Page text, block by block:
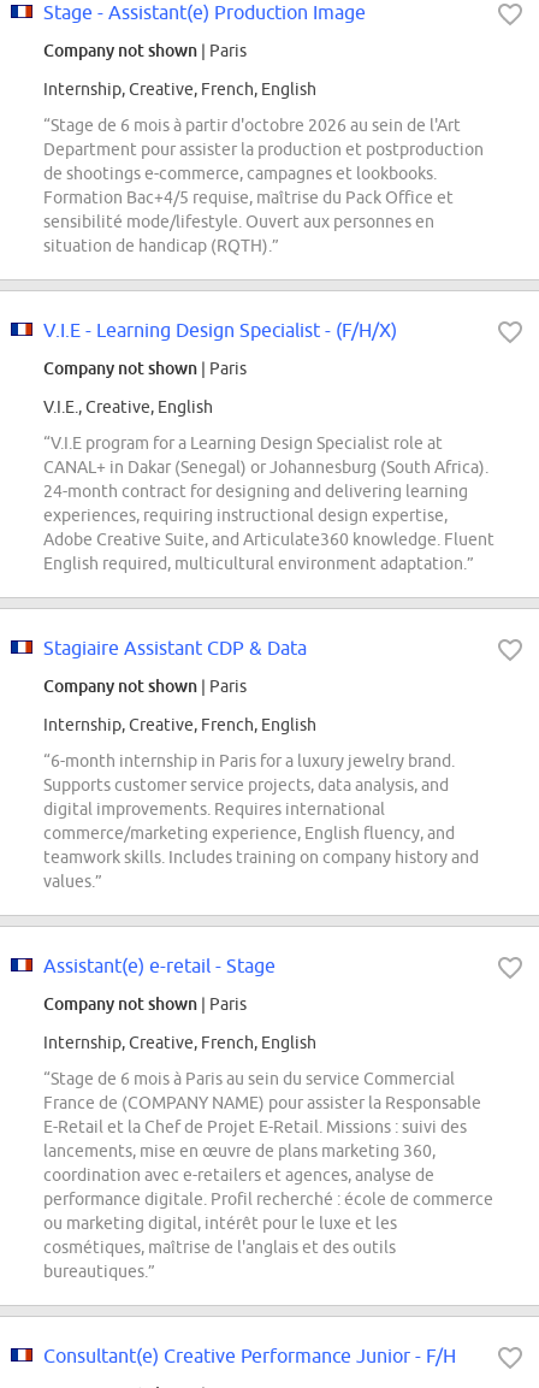
Stage - Assistant(e) Production Image
Company not shown | Paris
Internship, Creative, French, English
“Stage de 6 mois à partir d'octobre 2026 au sein de l'Art
Department pour assister la production et postproduction
de shootings e-commerce, campagnes et lookbooks.
Formation Bac+4/5 requise, maîtrise du Pack Office et
sensibilité mode/lifestyle. Ouvert aux personnes en
situation de handicap (RQTH).”
V.I.E - Learning Design Specialist - (F/H/X)
Company not shown | Paris
V.I.E., Creative, English
“V.I.E program for a Learning Design Specialist role at
CANAL+ in Dakar (Senegal) or Johannesburg (South Africa).
24-month contract for designing and delivering learning
experiences, requiring instructional design expertise,
Adobe Creative Suite, and Articulate360 knowledge. Fluent
English required, multicultural environment adaptation.”
Stagiaire Assistant CDP & Data
Company not shown | Paris
Internship, Creative, French, English
“6-month internship in Paris for a luxury jewelry brand.
Supports customer service projects, data analysis, and
digital improvements. Requires international
commerce/marketing experience, English fluency, and
teamwork skills. Includes training on company history and
values.”
Assistant(e) e-retail - Stage
Company not shown | Paris
Internship, Creative, French, English
“Stage de 6 mois à Paris au sein du service Commercial
France de (COMPANY NAME) pour assister la Responsable
E-Retail et la Chef de Projet E-Retail. Missions : suivi des
lancements, mise en œuvre de plans marketing 360,
coordination avec e-retailers et agences, analyse de
performance digitale. Profil recherché : école de commerce
ou marketing digital, intérêt pour le luxe et les
cosmétiques, maîtrise de l'anglais et des outils
bureautiques.”
Consultant(e) Creative Performance Junior - F/H